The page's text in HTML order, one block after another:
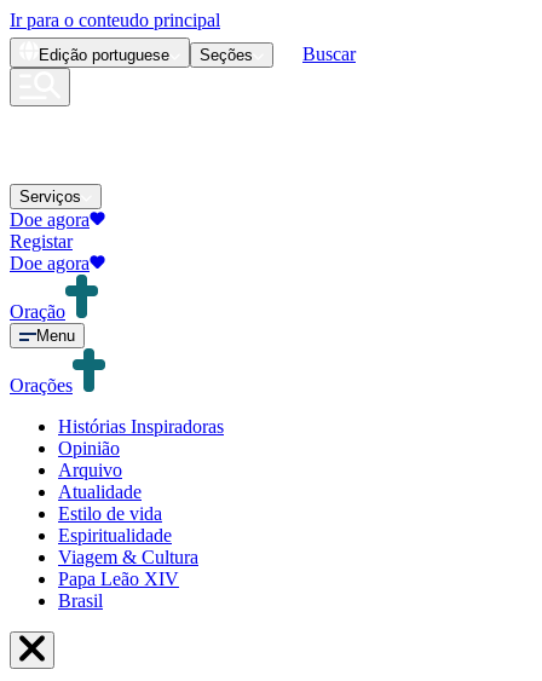
Ir para o conteudo principal
Edição portuguese Seções Buscar
Serviços
Doe agora
Registar
Doe agora
Oração
Menu
Orações
Histórias Inspiradoras
Opinião
Arquivo
Atualidade
Estilo de vida
Espiritualidade
Viagem & Cultura
Papa Leão XIV
Brasil